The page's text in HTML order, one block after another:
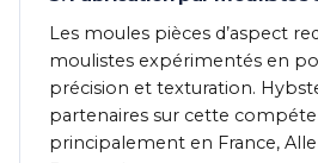
Les moules pièces d’aspect
moulistes expérimentés en
précision et texturation.
partenaires sur cette
principalement en France,